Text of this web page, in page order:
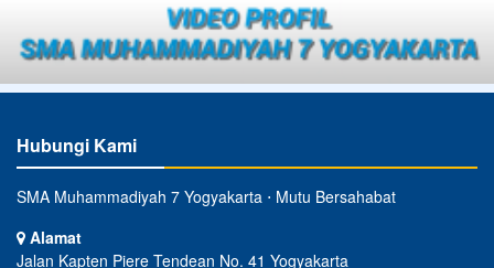
Hubungi Kami
SMA Muhammadiyah 7 Yogyakarta ⋅ Mutu Bersahabat
Alamat
Jalan Kapten Piere Tendean No. 41 Yogyakarta